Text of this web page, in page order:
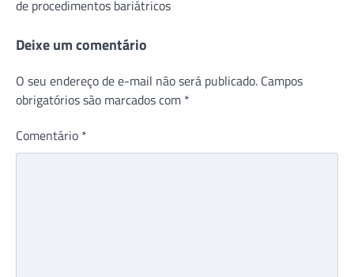
Post
de procedimentos bariátricos
Deixe um comentário
O seu endereço de e-mail não será publicado. Campos
obrigatórios são marcados com *
Comentário *